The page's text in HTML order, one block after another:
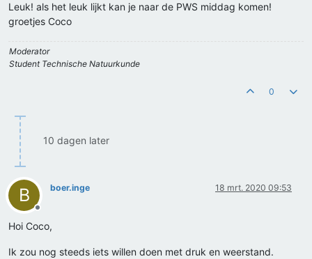
Leuk! als het leuk lijkt kan je naar de PWS middag komen!
groetjes Coco
Moderator
Student Technische Natuurkunde
0
10 dagen later
B
Offline
boer.inge 18 mrt. 2020 09:53
Hoi Coco,
Ik zou nog steeds iets willen doen met druk en weerstand.